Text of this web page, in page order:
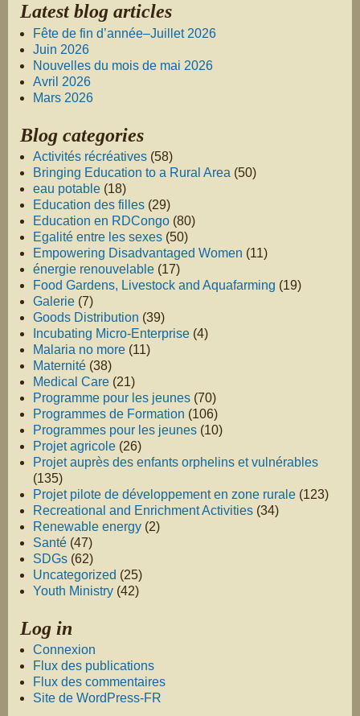
Latest blog articles
Fête de fin d’année–Juillet 2026
Juin 2026
Nouvelles du mois de mai 2026
Avril 2026
Mars 2026
Blog categories
Activités récréatives (58)
Bringing Education to a Rural Area (50)
eau potable (18)
Education des filles (29)
Education en RDCongo (80)
Egalité entre les sexes (50)
Empowering Disadvantaged Women (11)
énergie renouvelable (17)
Food Gardens, Livestock and Aquafarming (19)
Galerie (7)
Goods Distribution (39)
Incubating Micro-Enterprise (4)
Malaria no more (11)
Maternité (38)
Medical Care (21)
Programme pour les jeunes (70)
Programmes de Formation (106)
Programmes pour les jeunes (10)
Projet agricole (26)
Projet auprès des enfants orphelins et vulnérables
(135)
Projet pilote de développement en zone rurale (123)
Recreational and Enrichment Activities (34)
Renewable energy (2)
Santé (47)
SDGs (62)
Uncategorized (25)
Youth Ministry (42)
Log in
Connexion
Flux des publications
Flux des commentaires
Site de WordPress-FR